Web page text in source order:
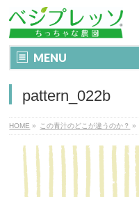
MENU
pattern_022b
HOME » この青汁のどこが違うのか？ »